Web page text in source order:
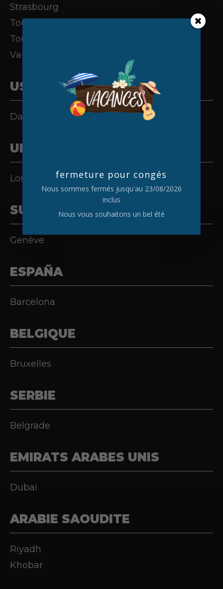
Strasbourg
Toulouse
Tours
Vannes
USA
Dallas
UK
London
SUISSE
Genève
ESPAÑA
Barcelona
BELGIQUE
Bruxelles
SERBIE
Belgrade
EMIRATS ARABES UNIS
Dubai
ARABIE SAOUDITE
Riyadh
Khobar
fermeture pour congés
Nous sommes fermés jusqu'au 23/08/2026
inclus
Nous vous souhaitons un bel été